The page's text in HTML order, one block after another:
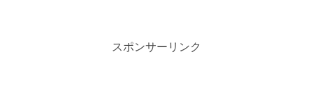
スポンサーリンク